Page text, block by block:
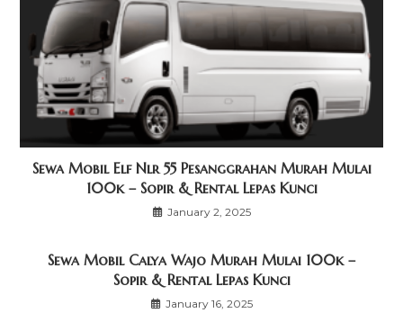
Sewa Mobil Elf Nlr 55 Pesanggrahan Murah Mulai
100k – Sopir & Rental Lepas Kunci
January 2, 2025
Sewa Mobil Calya Wajo Murah Mulai 100k –
Sopir & Rental Lepas Kunci
January 16, 2025